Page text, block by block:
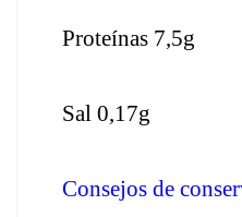
Proteínas 7,5g
Sal 0,17g
Consejos de